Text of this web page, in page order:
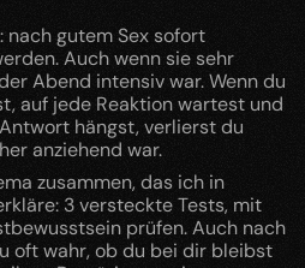
nach gutem Sex sofort
Auch wenn sie sehr
Abend intensiv war. Wenn du
auf jede Reaktion wartest und
hängst, verlierst du
anziehend war.
zusammen, das ich in
3 versteckte Tests, mit
prüfen. Auch nach
oft wahr, ob du bei dir bleibst